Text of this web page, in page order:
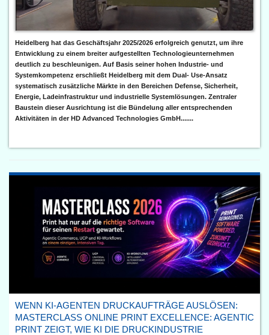
Heidelberg hat das Geschäftsjahr 2025/2026 erfolgreich genutzt, um ihre
Entwicklung zu einem breiter aufgestellten Technologieunternehmen
deutlich zu beschleunigen. Auf Basis seiner hohen Industrie- und
Systemkompetenz erschließt Heidelberg mit dem Dual- Use-Ansatz
systematisch zusätzliche Märkte in den Bereichen Defense, Sicherheit,
Energie, Ladeinfrastruktur und industrielle Systemlösungen. Zentraler
Baustein dieser Ausrichtung ist die Bündelung aller entsprechenden
Aktivitäten in der HD Advanced Technologies GmbH.......
WENN KI-AGENTEN DRUCKAUFTRÄGE AUSLÖSEN:
MASTERCLASS ONLINE PRINT EXCELLENCE: AGENTIC
PRINT ZEIGT, WIE KI DIE DRUCKINDUSTRIE